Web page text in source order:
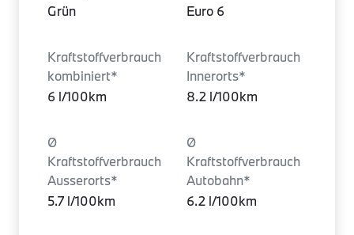
Grün Euro 6
Kraftstoffverbrauch
kombiniert*
6 l/100km
Kraftstoffverbrauch
Innerorts*
8.2 l/100km
Ø
Kraftstoffverbrauch
Ausserorts*
5.7 l/100km
Ø
Kraftstoffverbrauch
Autobahn*
6.2 l/100km